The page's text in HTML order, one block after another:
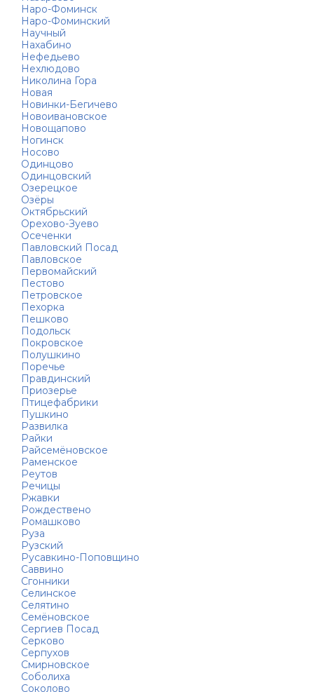
Наро-Фоминск
Наро-Фоминский
Научный
Нахабино
Нефедьево
Нехлюдово
Николина Гора
Новая
Новинки-Бегичево
Новоивановское
Новощапово
Ногинск
Носово
Одинцово
Одинцовский
Озерецкое
Озёры
Октябрьский
Орехово-Зуево
Осеченки
Павловский Посад
Павловское
Первомайский
Пестово
Петровское
Пехорка
Пешково
Подольск
Покровское
Полушкино
Поречье
Правдинский
Приозерье
Птицефабрики
Пушкино
Развилка
Райки
Райсемёновское
Раменское
Реутов
Речицы
Ржавки
Рождествено
Ромашково
Руза
Рузский
Русавкино-Поповщино
Саввино
Сгонники
Селинское
Селятино
Семёновское
Сергиев Посад
Серково
Серпухов
Смирновское
Соболиха
Соколово